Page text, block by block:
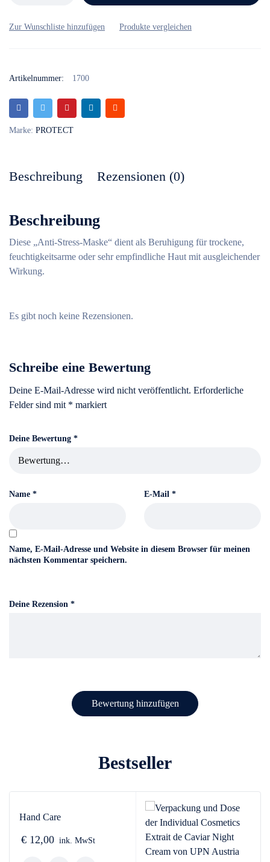
Artikelnummer: 1700
Marke: PROTECT
Beschreibung Rezensionen (0)
Beschreibung
Diese „Anti-Stress-Maske“ dient als Beruhigung für trockene,
feuchtigkeitsarme oder sehr empfindliche Haut mit ausgleichender
Wirkung.
Es gibt noch keine Rezensionen.
Schreibe eine Bewertung
Deine E-Mail-Adresse wird nicht veröffentlicht. Erforderliche
Felder sind mit * markiert
Deine Bewertung *
Deine Rezension *
Name * E-Mail *
Name, E-Mail-Adresse und Website in diesem Browser für meinen
nächsten Kommentar speichern.
Bestseller
Hand Care
€ 12,00 ink. MwSt